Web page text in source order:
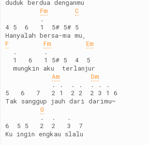
duduk berdua denganmu
Fm
C
         .
4 5  6   1  5# 5# 5
Hanyalah bersa-ma mu,
F
Fm
Em
  .       .
  1   6   1 5# 5  4  5
  mungkin aku  terlanjur
Am
Dm
            . .  . .  . . .
5   6   7   2 1  2 2  2 3 1 6
Tak sanggup jauh dari darimu~
G
         .  .   .
6  5 5   2  2   3  7
Ku ingin engkau slalu